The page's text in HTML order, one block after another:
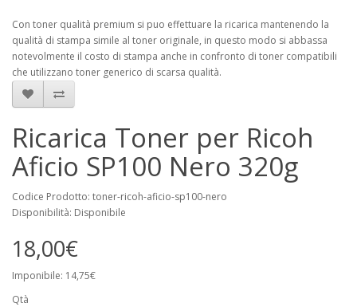
Con toner qualità premium si puo effettuare la ricarica mantenendo la
qualità di stampa simile al toner originale, in questo modo si abbassa
notevolmente il costo di stampa anche in confronto di toner compatibili
che utilizzano toner generico di scarsa qualità.
Ricarica Toner per Ricoh
Aficio SP100 Nero 320g
Codice Prodotto: toner-ricoh-aficio-sp100-nero
Disponibilità: Disponibile
18,00€
Imponibile: 14,75€
Qtà